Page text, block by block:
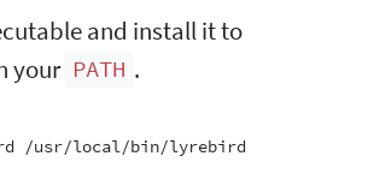
and install it to
your PATH .